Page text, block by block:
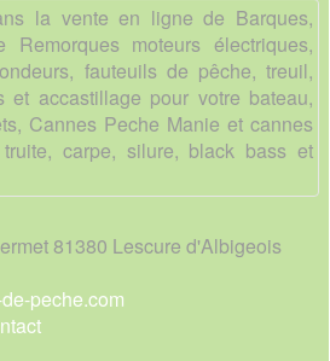
la vente en ligne de Barques,
Remorques moteurs électriques,
fauteuils de pêche, treuil,
et accastillage pour votre bateau,
Cannes Peche Manie et cannes
carpe, silure, black bass et
81380 Lescure d'Albigeois
peche.com